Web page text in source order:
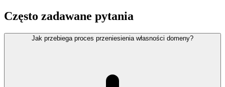
Często zadawane pytania
Jak przebiega proces przeniesienia własności domeny?